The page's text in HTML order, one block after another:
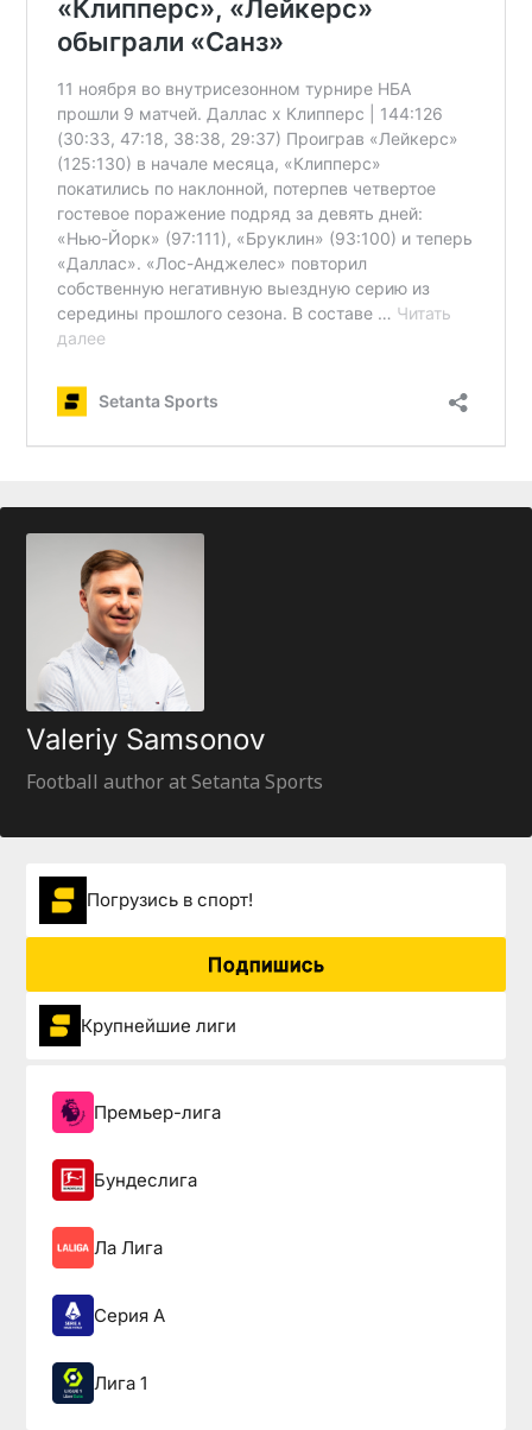
Valeriy Samsonov
Football author at Setanta Sports
Погрузиcь в спорт!
Подпишись
Крупнейшие лиги
Премьер-лига
Бундеслига
Ла Лига
Серия А
Лига 1